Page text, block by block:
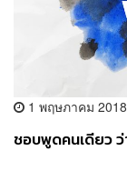
1 พฤษภาคม 2018
ชอบพูดคนเดียว ว่